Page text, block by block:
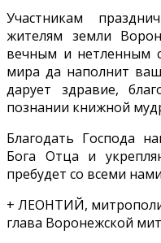
Участникам
жителям земли
вечным и нетленным
мира да наполнит
дарует здравие,
познании книжной
Благодать Господа
Бога Отца и
пребудет со всеми
+ ЛЕОНТИЙ,
глава Воронежской